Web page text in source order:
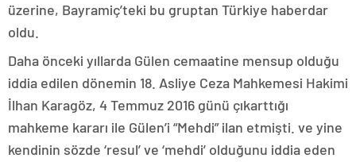
üzerine, Bayramiç’teki bu gruptan Türkiye haberdar
oldu.
Daha önceki yıllarda Gülen cemaatine mensup olduğu
iddia edilen dönemin 18. Asliye Ceza Mahkemesi Hakimi
İlhan Karagöz, 4 Temmuz 2016 günü çıkarttığı
mahkeme kararı ile Gülen’i “Mehdi” ilan etmişti. ve yine
kendinin sözde ‘resul’ ve ‘mehdi’ olduğunu iddia eden